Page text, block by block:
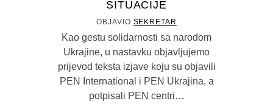
SITUACIJE
OBJAVIO SEKRETAR
Kao gestu solidarnosti sa narodom
Ukrajine, u nastavku objavljujemo
prijevod teksta izjave koju su objavili
PEN International i PEN Ukrajina, a
potpisali PEN centri…